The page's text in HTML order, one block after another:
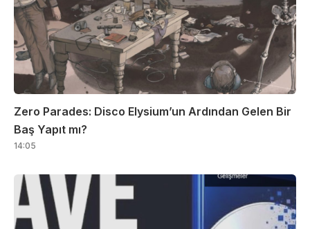
Zero Parades: Disco Elysium’un Ardından Gelen Bir
Baş Yapıt mı?
14:05